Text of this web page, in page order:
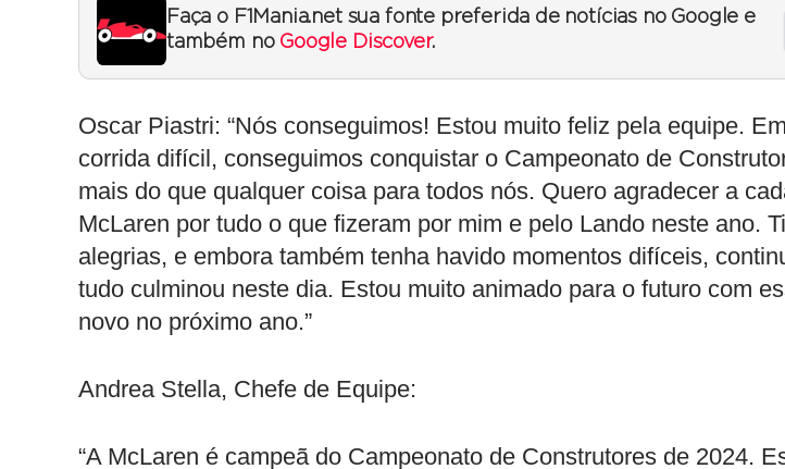
Faça o F1Mania.net sua fonte preferida de notícias no Google e
também no Google Discover.
Oscar Piastri: “Nós conseguimos! Estou muito feliz pela equipe.
corrida difícil, conseguimos conquistar o Campeonato de
mais do que qualquer coisa para todos nós. Quero agradecer a
McLaren por tudo o que fizeram por mim e pelo Lando neste ano.
alegrias, e embora também tenha havido momentos difíceis,
tudo culminou neste dia. Estou muito animado para o futuro com
novo no próximo ano.”
Andrea Stella, Chefe de Equipe:
“A McLaren é campeã do Campeonato de Construtores de 2024.